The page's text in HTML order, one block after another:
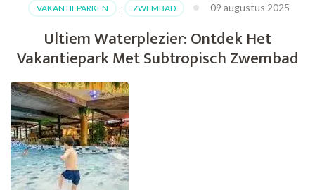
het
Reisbureau:
Jouw
Sleutel
VAKANTIEPARKEN ZWEMBAD 09 augustus 2025
Ultiem Waterplezier: Ontdek Het
Vakantiepark Met Subtropisch Zwembad